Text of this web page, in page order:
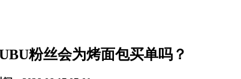
粉丝会为烤面包买单吗？